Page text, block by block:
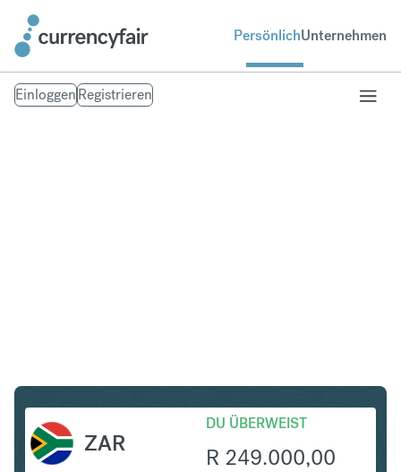
PersönlichUnternehmen
EinloggenRegistrieren
ZAR
DU ÜBERWEIST
R 249.000,00